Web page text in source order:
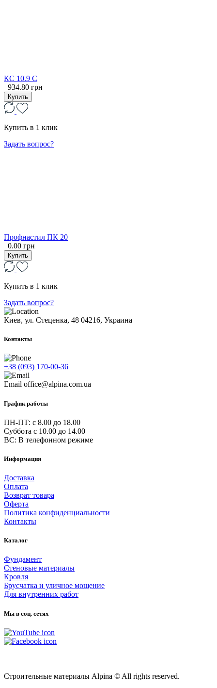
КС 10.9 С
934.80 грн
Купить
Купить в 1 клик
Задать вопрос?
Профнастил ПК 20
0.00 грн
Купить
Купить в 1 клик
Задать вопрос?
Киев, ул. Стеценка, 48 04216, Украина
Контакты
+38 (093) 170-00-36
Email office@alpina.com.ua
График работы
ПН-ПТ: c 8.00 до 18.00
Суббота с 10.00 до 14.00
ВС: В телефонном режиме
Информация
Доставка
Оплата
Возврат товара
Оферта
Политика конфиденциальности
Контакты
Каталог
Фундамент
Стеновые материалы
Кровля
Брусчатка и уличное мощение
Для внутренних работ
Мы в соц. сетях
Строительные материалы Alpina © All rights reserved.